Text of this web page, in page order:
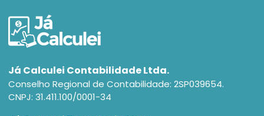
Já Calculei Contabilidade Ltda.
Conselho Regional de Contabilidade: 2SP039654.
CNPJ: 31.411.100/0001-34